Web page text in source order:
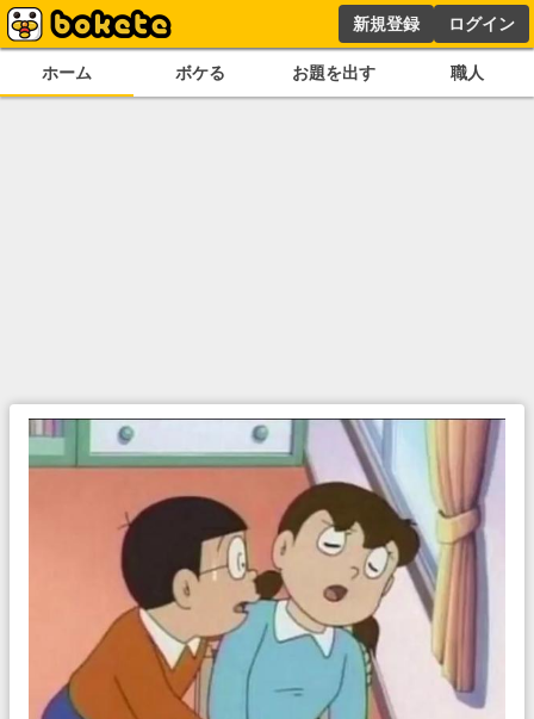
新規登録 ログイン
ホーム ボケる お題を出す 職人